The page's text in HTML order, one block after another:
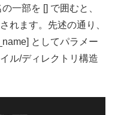
一部を [] で囲むと、
れます。先述の通り、
としてパラメー
ル/ディレクトリ構造